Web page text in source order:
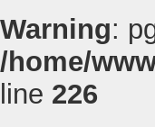
Warning:
/home/
line 226